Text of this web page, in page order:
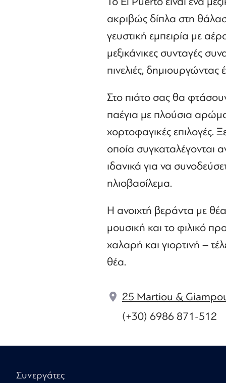
ακριβώς δίπλα στη
γευστική εμπειρία με
μεξικάνικες συνταγές
πινελιές,
Στο πιάτο σας θα
παέγια με πλούσια
χορτοφαγικές επιλογές.
οποία συγκαταλέγονται
ιδανικά για να
ηλιοβασίλεμα.
Η ανοιχτή βεράντα με
μουσική και το φιλικό
χαλαρή και γιορτινή –
θέα.
25 Martiou &
(+30) 6986 871-512
Συνεργάτες